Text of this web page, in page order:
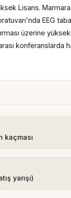
Lisans.
EEG
üzerine
konferanslarda
kaçması
yarışı)